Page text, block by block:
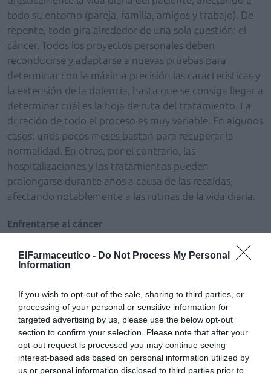
ElFarmaceutico - Do Not Process My Personal
Information
If you wish to opt-out of the sale, sharing to third parties, or
processing of your personal or sensitive information for
targeted advertising by us, please use the below opt-out
section to confirm your selection. Please note that after your
opt-out request is processed you may continue seeing
interest-based ads based on personal information utilized by
us or personal information disclosed to third parties prior to
todo su entorno (pareja, familia, amigos y trabajo). De
repente, todo gira alrededor de una sola cuestión: el
cáncer. Todos los proyectos personales deben
reconducirse y adaptarse a nuevas pruebas para
determinar con la máxima precisión las características y
la extensión de la dolencia, hasta que se consiga llegar a
determinar cuál es la hoja de ruta del tratamiento. La
duración de todo el proceso es muy variable. En algunos
casos, unos pocos meses bastan para recuperar la
normalidad. En otros, por el contrario, las
hospitalizaciones y los tratamientos pueden
prolongarse durante años a causa de las recaídas,
afectando notablemente a las rutinas de la vida diaria.
Enfrentarse al cáncer
respuesta individual ante un diagnóstico que afecta al
paciente, tanto en su autoestima y sensibilidad como
personales y el nivel cultural de cada paciente pueden
condicionar el tipo de respuesta. El proceso se
caracteriza por una serie de fases cuya duración e
intensidad son absolutamente variables en función de
cada individuo. Algunas de estas fases pueden ser muy